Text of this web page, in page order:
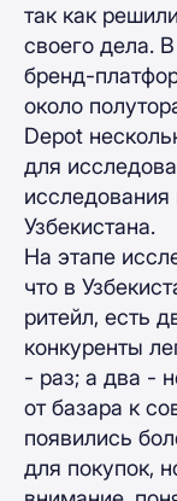
так как
своего дела.
бренд-
около
Depot
для
Узбекистана.
На этапе
что в
ритейл, есть
конкуренты
- раз; а два -
от базара к
появились
для покупок,